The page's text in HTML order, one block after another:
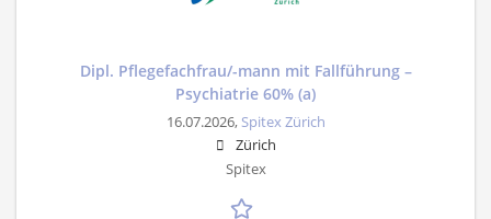
Dipl. Pflegefachfrau/-mann mit Fallführung –
Psychiatrie 60% (a)
16.07.2026, Spitex Zürich
Zürich
Spitex